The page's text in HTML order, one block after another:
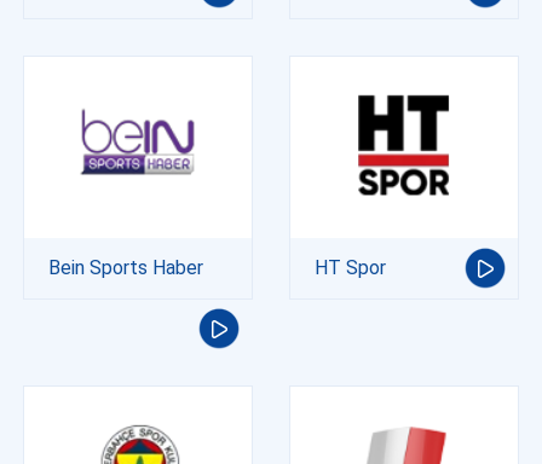
Bein Sports Haber HT Spor